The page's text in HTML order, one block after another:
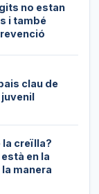
no estan
i també
clau de
la creïlla?
en la
manera